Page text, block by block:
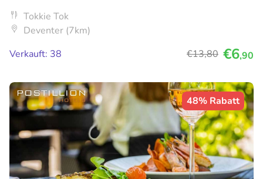
Tokkie Tok
Deventer (7km)
Verkauft: 38
€13,80 €6,90
48% Rabatt